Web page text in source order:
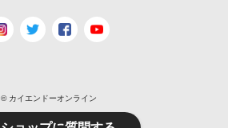
© カイエンドーオンライン